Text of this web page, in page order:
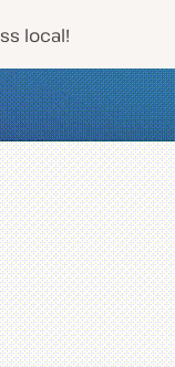
local!